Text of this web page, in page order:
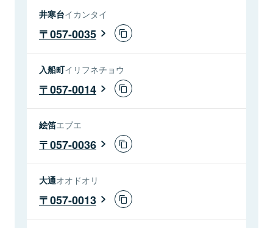
井寒台イカンタイ
057-0035
入船町イリフネチョウ
057-0014
絵笛エブエ
057-0036
大通オオドオリ
057-0013